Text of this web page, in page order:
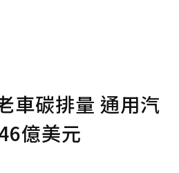
車碳排量 通用汽
億美元